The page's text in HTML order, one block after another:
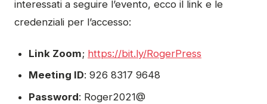
interessati a seguire l’evento, ecco il link e le
credenziali per l’accesso:
Link Zoom; https://bit.ly/RogerPress
Meeting ID: 926 8317 9648
Password: Roger2021@